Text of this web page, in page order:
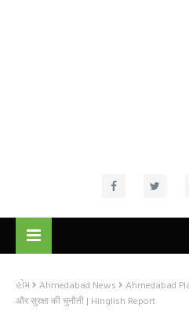
હોમ Ahmedabad News
Ahmedabad
और सुरक्षा की चुनौती | Hinglish Report